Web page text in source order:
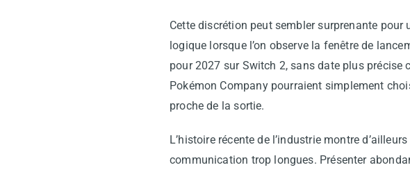
Cette discrétion peut sembler surprenante
logique lorsque l’on observe la fenêtre de
pour 2027 sur Switch 2, sans date plus
Pokémon Company pourraient simplement
proche de la sortie.
L’histoire récente de l’industrie montre
communication trop longues. Présenter